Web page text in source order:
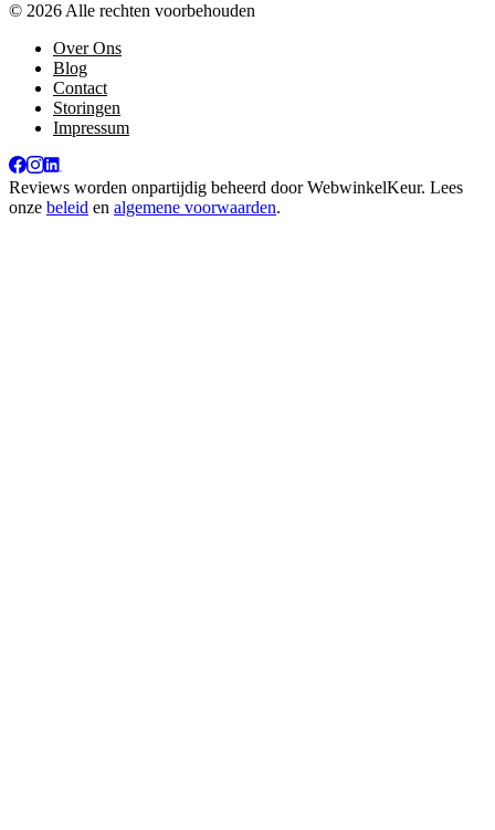
© 2026 Alle rechten voorbehouden
Over Ons
Blog
Contact
Storingen
Impressum
Reviews worden onpartijdig beheerd doorWebwinkelKeur. Lees
onze beleid en algemene voorwaarden.